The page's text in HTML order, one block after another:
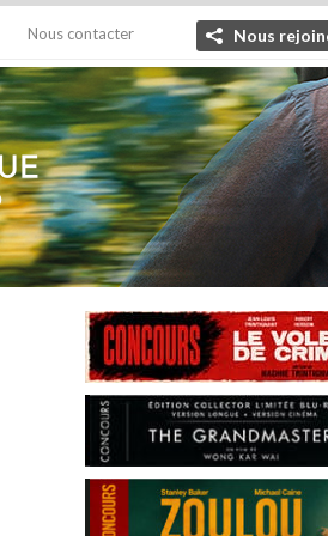
Nous contacter Nous